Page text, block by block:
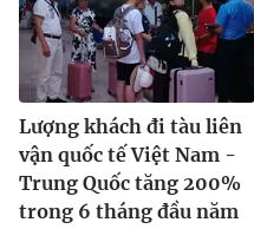
Lượng khách đi tàu liên
vận quốc tế Việt Nam -
Trung Quốc tăng 200%
trong 6 tháng đầu năm